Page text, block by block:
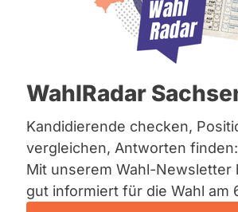
Bremen
Hamburg
Mecklenburg-Vorpommern
Nordrhein-Westfalen
Saarland
Sachsen
Sachsen-Anhalt
Sachsen-Anhalt
Schleswig-Holstein
Thüringen
WahlRadar
Kandidierende checken,
vergleichen, Antworten finden:
Mit unserem Wahl-Newsletter
gut informiert für die Wahl am
CDU
Abgeordnete Bundestag 2025 - 2029
Wahlkreis
Wahlkreis
40,50
%
Wahlliste
0/ 35
Fragen beantwortet
Es
nur
Fragen
und
Antworten
Abgeordnete Bundestag
Frage stellen